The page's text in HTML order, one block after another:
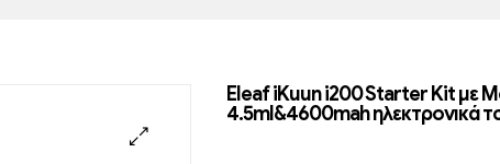
Eleaf iKuun i200 Starter Kit με
4.5ml&4600mah ηλεκτρονικά